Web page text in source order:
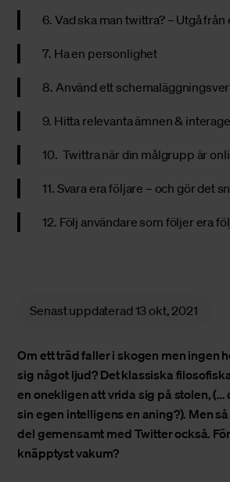
6. Vad ska man twittra? – Utgå
7. Ha en personlighet
8. Använd ett
9. Hitta relevanta ämnen &
10. Twittra när din målgrupp är
11. Svara era följare – och gör det
12. Följ användare som följer era
Senast uppdaterad 13 okt, 2021
Om ett träd faller i skogen men ingen
sig något ljud? Det klassiska
en onekligen att vrida sig på stolen,
sin egen intelligens en aning?). Men
del gemensamt med Twitter också.
knäpptyst vakum?